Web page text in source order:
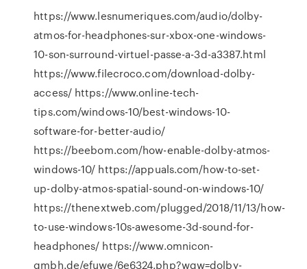
https://www.lesnumeriques.com/audio/dolby-
atmos-for-headphones-sur-xbox-one-windows-
10-son-surround-virtuel-passe-a-3d-a3387.html
https://www.filecroco.com/download-dolby-
access/ https://www.online-tech-
tips.com/windows-10/best-windows-10-
software-for-better-audio/
https://beebom.com/how-enable-dolby-atmos-
windows-10/ https://appuals.com/how-to-set-
up-dolby-atmos-spatial-sound-on-windows-10/
https://thenextweb.com/plugged/2018/11/13/how-
to-use-windows-10s-awesome-3d-sound-for-
headphones/ https://www.omnicon-
gmbh.de/efuwe/6e6324.php?wqw=dolby-